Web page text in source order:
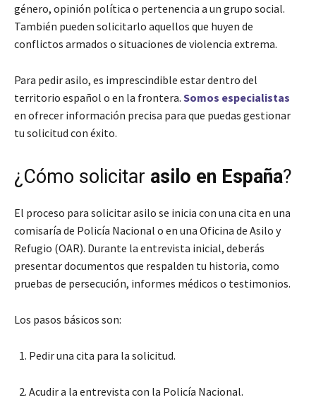
género, opinión política o pertenencia a un grupo social.
También pueden solicitarlo aquellos que huyen de
conflictos armados o situaciones de violencia extrema.
Para pedir asilo, es imprescindible estar dentro del
territorio español o en la frontera. Somos especialistas
en ofrecer información precisa para que puedas gestionar
tu solicitud con éxito.
¿Cómo solicitar asilo en España?
El proceso para solicitar asilo se inicia con una cita en una
comisaría de Policía Nacional o en una Oficina de Asilo y
Refugio (OAR). Durante la entrevista inicial, deberás
presentar documentos que respalden tu historia, como
pruebas de persecución, informes médicos o testimonios.
Los pasos básicos son:
Pedir una cita para la solicitud.
Acudir a la entrevista con la Policía Nacional.